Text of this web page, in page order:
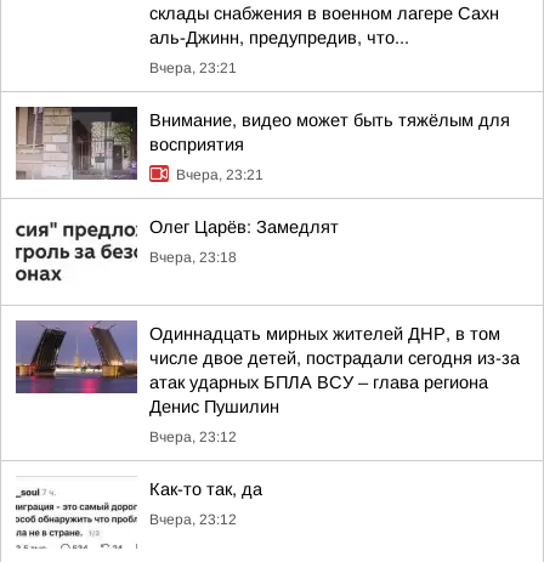
склады снабжения в военном лагере Сахн
аль-Джинн, предупредив, что...
Вчера, 23:21
Внимание, видео может быть тяжёлым для
восприятия
Вчера, 23:21
Олег Царёв: Замедлят
Вчера, 23:18
Одиннадцать мирных жителей ДНР, в том
числе двое детей, пострадали сегодня из-за
атак ударных БПЛА ВСУ – глава региона
Денис Пушилин
Вчера, 23:12
Как-то так, да
Вчера, 23:12